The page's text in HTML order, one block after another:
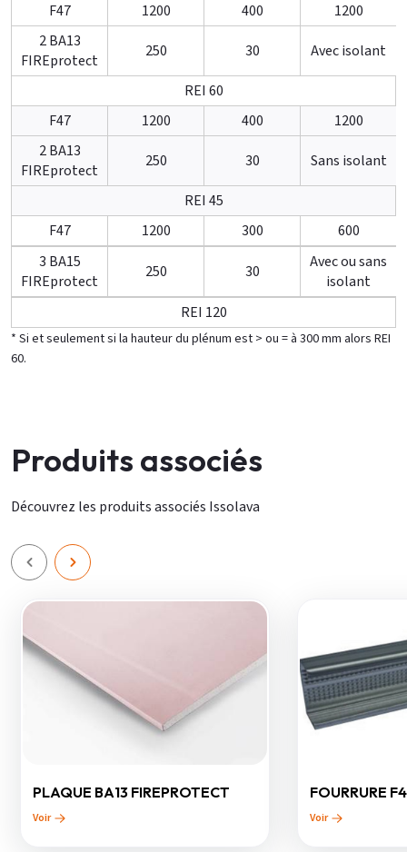
F47
1200 400
1200
2 BA13
FIREprotect
250 30
Avec isolant
REI 60
F47
1200 400
1200
2 BA13
FIREprotect
250 30
Sans isolant
REI 45
F47
1200 300
600
3 BA15
FIREprotect
250 30
Avec ou sans
isolant
REI 120
* Si et seulement si la hauteur du plénum est > ou = à 300 mm alors REI
60.
Produits associés
Découvrez les produits associés Issolava
PLAQUE BA13 FIREPROTECT
Voir
FOURRURE
Voir